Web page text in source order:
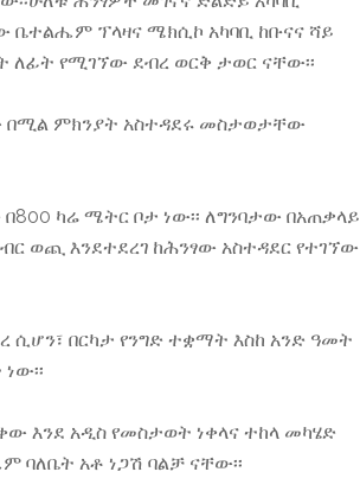
ቤተልሔም ፕላዛና ሜክሲኮ አካባቢ ከቡናና ሻይ
ለፊት የሚገኘው ደብረ ወርቅ ታወር ናቸው፡፡
ምክንያት አስተዳደሩ መስታወታቸው
ካሬ ሜትር ቦታ ነው፡፡ ለግንባታው በአጠቃላይ
ወጪ እንደተደረገ ከሕንፃው አስተዳደር የተገኘው
በርካታ የንግድ ተቋማት እስከ አንድ ዓመት
እንደ አዲስ የመስታወት ነቀላና ተከላ መካሄድ
ባለቤት አቶ ነጋሽ ባልቻ ናቸው፡፡